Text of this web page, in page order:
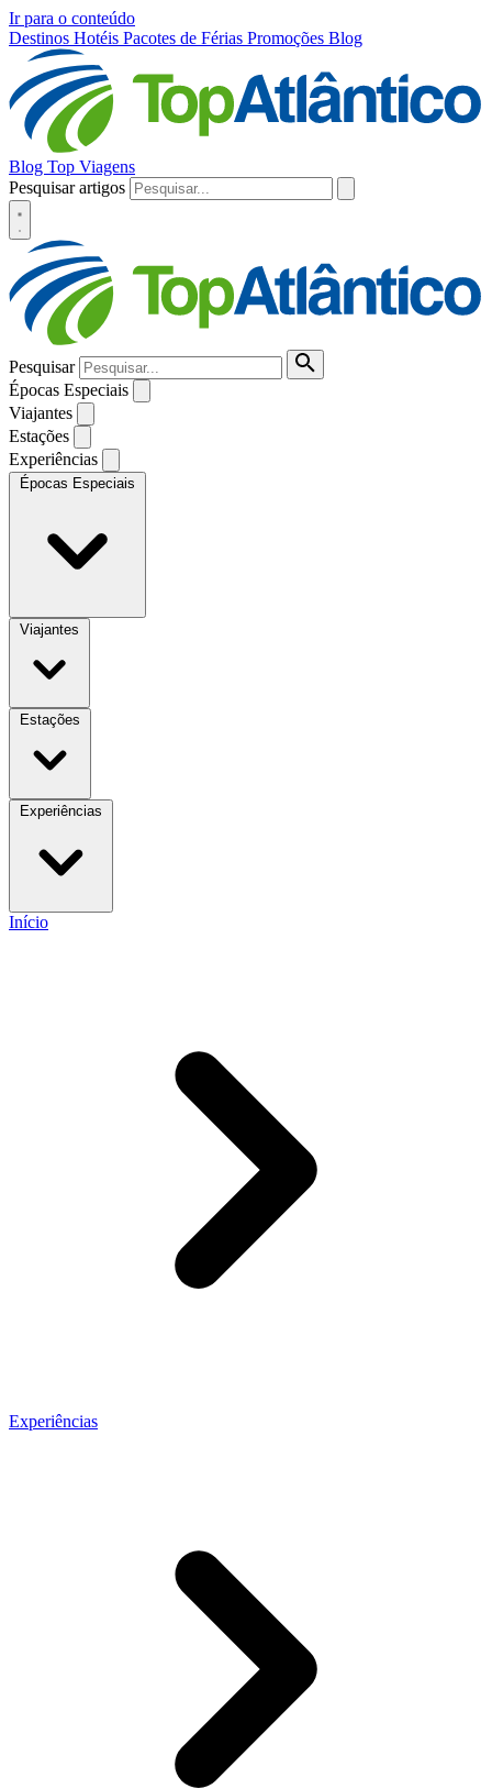
Ir para o conteúdo
Destinos Hotéis Pacotes de Férias Promoções Blog
Blog Top Viagens
Pesquisar artigos
Pesquisar
Épocas Especiais
Viajantes
Estações
Experiências
Épocas Especiais
Viajantes
Estações
Experiências
Início
Experiências